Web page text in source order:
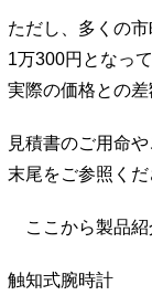
ただし、多くの
1万300円となっ
実際の価格との差
見積書のご用命
末尾をご参照くだ
ここから製品紹
触知式腕時計